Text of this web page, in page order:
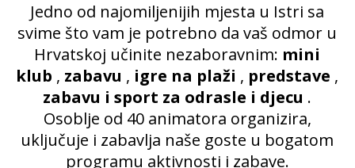
Jedno od najomiljenijih mjesta u Istri sa
svime što vam je potrebno da vaš odmor u
Hrvatskoj učinite nezaboravnim: mini
klub , zabavu , igre na plaži , predstave ,
zabavu i sport za odrasle i djecu .
Osoblje od 40 animatora organizira,
uključuje i zabavlja naše goste u bogatom
programu aktivnosti i zabave.